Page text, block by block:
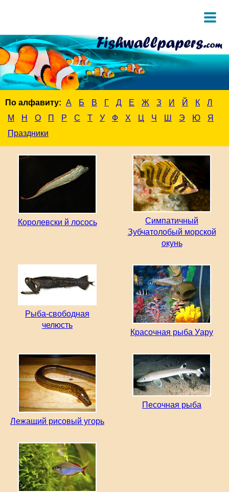
По алфавиту: А Б В Г Д Е Ж З И Й К
Л
М
Н О П Р С Т У Ф Х Ц Ч Ш Э Ю
Я
Праздники
Королевски й лосось
Симпатичный
Зубчатолобый морской
окунь
Рыба-свободная
челюсть
Красочная рыба Уару
Лежащий рисовый угорь
Песочная рыба